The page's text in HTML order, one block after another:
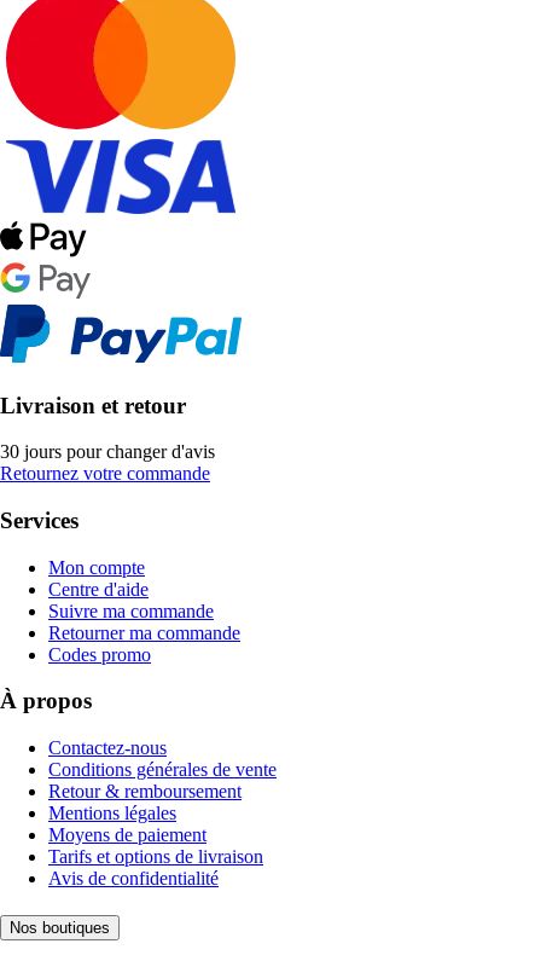
Livraison et retour
30 jours pour changer d'avis
Retournez votre commande
Services
Mon compte
Centre d'aide
Suivre ma commande
Retourner ma commande
Codes promo
À propos
Contactez-nous
Conditions générales de vente
Retour & remboursement
Mentions légales
Moyens de paiement
Tarifs et options de livraison
Avis de confidentialité
Nos boutiques